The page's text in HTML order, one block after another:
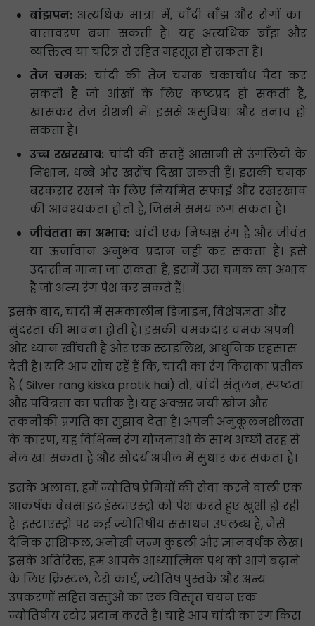
बांझपन: अत्यधिक मात्रा में, चाँदी बाँझ और रोगों का ​​
वातावरण बना सकती है। यह अत्यधिक बाँझ और
व्यक्तित्व या चरित्र से रहित महसूस हो सकता है।
तेज चमक: चांदी की तेज चमक चकाचौंध पैदा कर
सकती है जो आंखों के लिए कष्टप्रद हो सकती है,
खासकर तेज रोशनी में। इससे असुविधा और तनाव हो
सकता है।
उच्च रखरखाव: चांदी की सतहें आसानी से उंगलियों के
निशान, धब्बे और खरोंच दिखा सकती हैं। इसकी चमक
बरकरार रखने के लिए नियमित सफाई और रखरखाव
की आवश्यकता होती है, जिसमें समय लग सकता है।
जीवंतता का अभाव: चांदी एक निष्पक्ष रंग है और जीवंत
या ऊर्जावान अनुभव प्रदान नहीं कर सकता है। इसे
उदासीन माना जा सकता है, इसमें उस चमक का अभाव
है जो अन्य रंग पेश कर सकते हैं।
इसके बाद, चांदी में समकालीन डिजाइन, विशेषज्ञता और
सुंदरता की भावना होती है। इसकी चमकदार चमक अपनी
ओर ध्यान खींचती है और एक स्टाइलिश, आधुनिक एहसास
देती है। यदि आप सोच रहें हैं कि, चांदी का रंग किसका प्रतीक
है ( Silver rang kiska pratik hai) तो, चांदी संतुलन, स्पष्टता
और पवित्रता का प्रतीक है। यह अक्सर नयी खोज और
तकनीकी प्रगति का सुझाव देता है। अपनी अनुकूलनशीलता
के कारण, यह विभिन्न रंग योजनाओं के साथ अच्छी तरह से
मेल खा सकता है और सौंदर्य अपील में सुधार कर सकता है।
इसके अलावा, हमें ज्योतिष प्रेमियों की सेवा करने वाली एक
आकर्षक वेबसाइट इंस्टाएस्ट्रो को पेश करते हुए खुशी हो रही
है। इंस्टाएस्ट्रो पर कई ज्योतिषीय संसाधन उपलब्ध हैं, जैसे
दैनिक राशिफल, अनोखी जन्म कुंडली और ज्ञानवर्धक लेख।
इसके अतिरिक्त, हम आपके आध्यात्मिक पथ को आगे बढ़ाने
के लिए क्रिस्टल, टैरो कार्ड, ज्योतिष पुस्तकें और अन्य
उपकरणों सहित वस्तुओं का एक विस्तृत चयन एक
ज्योतिषीय स्टोर प्रदान करते हैं। चाहे आप चांदी का रंग किस